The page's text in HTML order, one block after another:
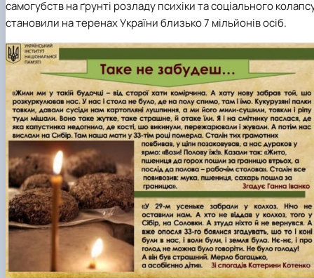
самогубств на ґрунті розладу психіки та соціального
становили на теренах України близько 7 мільйонів осіб.